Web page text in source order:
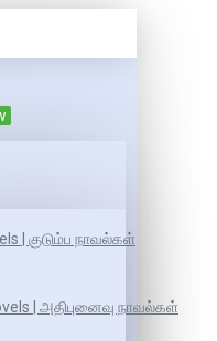
| குடும்ப நாவல்கள்
| அதிபுனைவு நாவல்கள்